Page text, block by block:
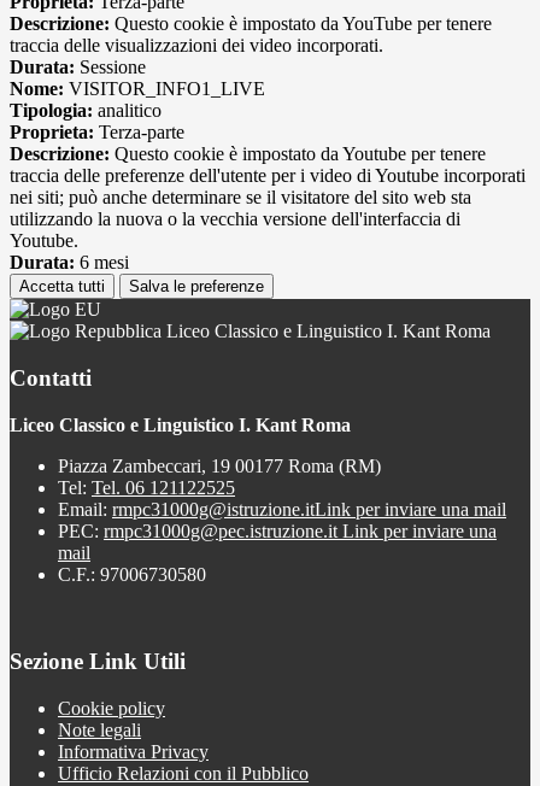
Descrizione: Questo cookie è impostato da YouTube per tenere
traccia delle visualizzazioni dei video incorporati.
Durata: Sessione
Nome: VISITOR_INFO1_LIVE
Tipologia: analitico
Proprieta: Terza-parte
Descrizione: Questo cookie è impostato da Youtube per tenere
traccia delle preferenze dell'utente per i video di Youtube incorporati
nei siti; può anche determinare se il visitatore del sito web sta
utilizzando la nuova o la vecchia versione dell'interfaccia di
Youtube.
Durata: 6 mesi
Accetta tutti Salva le preferenze
Liceo Classico e Linguistico I. Kant Roma
Contatti
Liceo Classico e Linguistico I. Kant Roma
Piazza Zambeccari, 19 00177 Roma (RM)
Tel: Tel. 06 121122525
Email: rmpc31000g@istruzione.itLink per inviare una mail
PEC: rmpc31000g@pec.istruzione.it Link per inviare una
mail
C.F.: 97006730580
Sezione Link Utili
Cookie policy
Note legali
Informativa Privacy
Ufficio Relazioni con il Pubblico